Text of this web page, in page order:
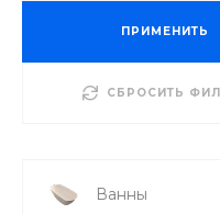
ПРИМЕНИТЬ
СБРОСИТЬ
Ванны